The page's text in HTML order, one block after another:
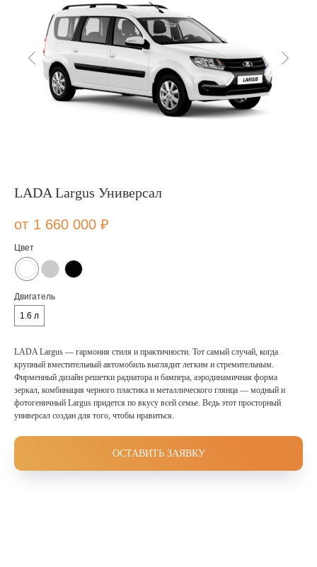
LADA Largus Универсал
1 660 000 ₽
Цвет
Двигатель
1.6 л
LADA Largus — гармония стиля и практичности. Тот самый случай, когда
крупный вместительный автомобиль выглядит легким и стремительным.
Фирменный дизайн решетки радиатора и бампера, аэродинамичная форма
зеркал, комбинация черного пластика и металлического глянца — модный и
фотогеничный Largus придется по вкусу всей семье. Ведь этот просторный
универсал создан для того, чтобы нравиться.
ОСТАВИТЬ ЗАЯВКУ